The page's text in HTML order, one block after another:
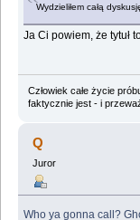
Wydzieliłem całą
Ja Ci powiem, że tytuł
Człowiek całe życie
faktycznie jest - i
Q
Juror
Who ya gonna call?